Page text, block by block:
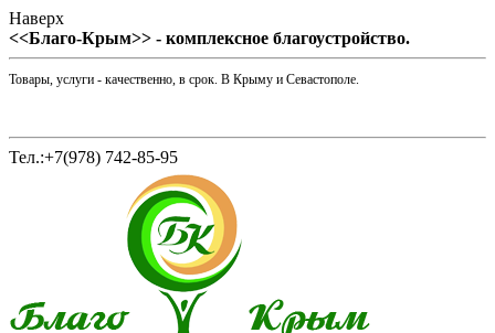
Наверх
<<Благо-Крым>> - комплексное благоустройство.
Товары, услуги - качественно, в срок. В Крыму и Севастополе.
Тел.:+7(978) 742-85-95